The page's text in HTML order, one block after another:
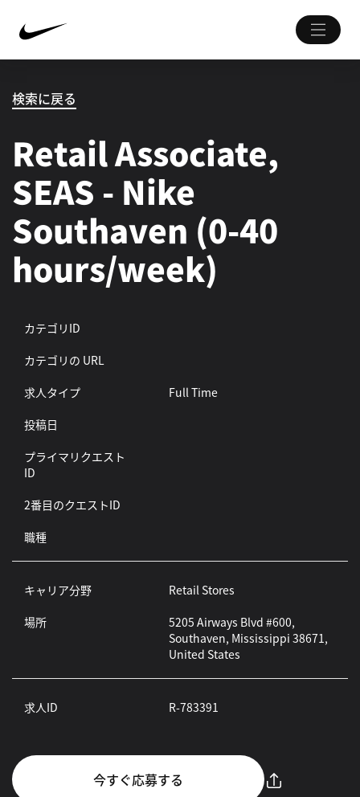
検索に戻る
Retail Associate,
SEAS - Nike
Southaven (0-40
hours/week)
カテゴリID
カテゴリの URL
求人タイプ
Full Time
投稿日
プライマリクエスト
ID
2番目のクエストID
職種
キャリア分野
Retail Stores
場所
5205 Airways Blvd #600,
Southaven, Mississippi 38671,
United States
求人ID R-783391
今すぐ応募する